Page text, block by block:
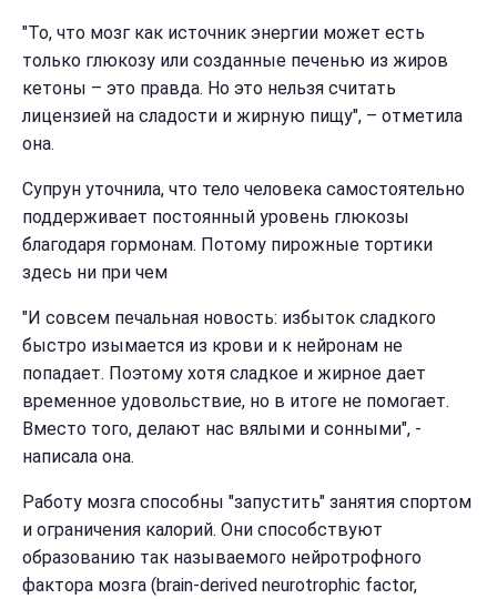
"То, что мозг как источник энергии может есть
только глюкозу или созданные печенью из жиров
кетоны – это правда. Но это нельзя считать
лицензией на сладости и жирную пищу", – отметила
она.
Супрун уточнила, что тело человека самостоятельно
поддерживает постоянный уровень глюкозы
благодаря гормонам. Потому пирожные тортики
здесь ни при чем
"И совсем печальная новость: избыток сладкого
быстро изымается из крови и к нейронам не
попадает. Поэтому хотя сладкое и жирное дает
временное удовольствие, но в итоге не помогает.
Вместо того, делают нас вялыми и сонными", -
написала она.
Работу мозга способны "запустить" занятия спортом
и ограничения калорий. Они способствуют
образованию так называемого нейротрофного
фактора мозга (brain-derived neurotrophic factor,